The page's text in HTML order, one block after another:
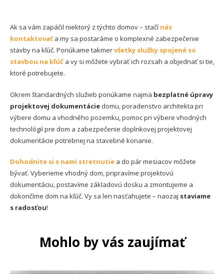
Ak sa vám zapáčil niektorý z týchto domov – stačí nás
kontaktovaťa my sa postaráme o komplexné zabezpečenie
stavby na kľúč. Ponúkame takmervšetky služby spojené so
stavbou na kľúča vy si môžete vybrať ich rozsah a objednať si tie,
ktoré potrebujete.
Okrem štandardných služieb ponúkame najmä bezplatné úpravy
projektovej dokumentáciedomu, poradenstvo architekta pri
výbere domu a vhodného pozemku, pomoc pri výbere vhodných
technológií pre dom a zabezpečenie doplnkovej projektovej
dokumentácie potrebnej na stavebné konanie.
Dohodnite si s nami stretnutiea do pár mesiacov môžete
bývať. Vyberieme vhodný dom, pripravíme projektovú
dokumentáciu, postavíme základovú dosku a zmontujeme a
dokončíme dom na kľúč. Vy sa len nasťahujete – naozaj staviame
s radosťou!
Mohlo by vás zaujímať